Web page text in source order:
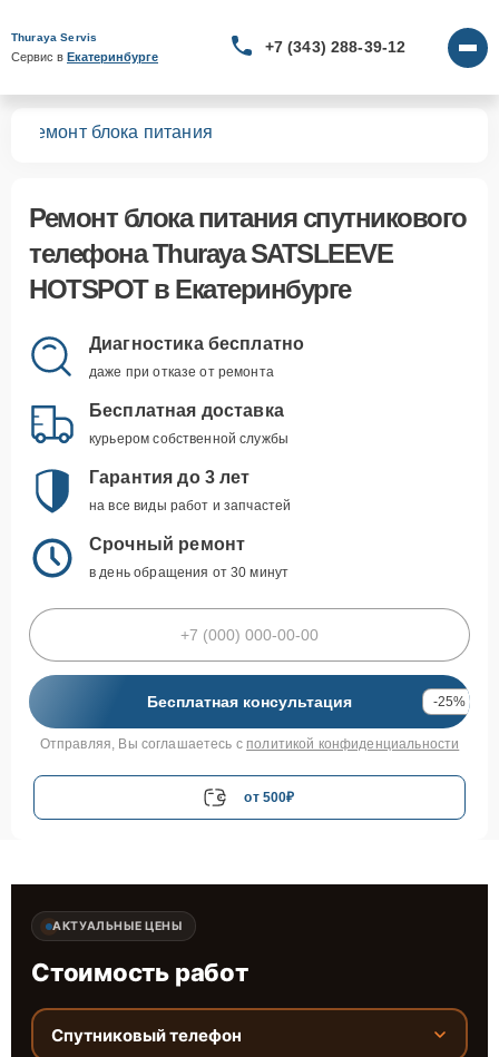
Thuraya Servis
Сервис в Екатеринбурге
+7 (343) 288-39-12
Ремонт блока питания
Ремонт блока питания спутникового
телефона Thuraya SATSLEEVE
HOTSPOT в Екатеринбурге
Диагностика бесплатно
даже при отказе от ремонта
Бесплатная доставка
курьером собственной службы
Гарантия до 3 лет
на все виды работ и запчастей
Срочный ремонт
в день обращения от 30 минут
Бесплатная консультация -25%
Отправляя, Вы соглашаетесь с политикой конфиденциальности
от 500₽
АКТУАЛЬНЫЕ ЦЕНЫ
Стоимость работ
Спутниковый телефон